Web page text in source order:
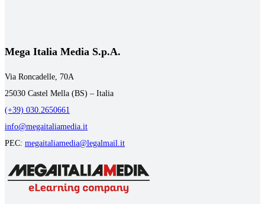
Mega Italia Media S.p.A.
Via Roncadelle, 70A
25030 Castel Mella (BS) – Italia
(+39) 030.2650661
info@megaitaliamedia.it
PEC: megaitaliamedia@legalmail.it